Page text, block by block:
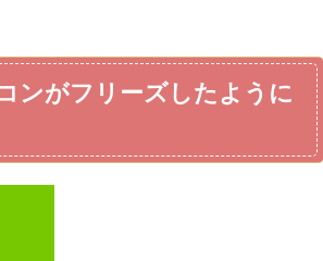
ンがフリーズしたように